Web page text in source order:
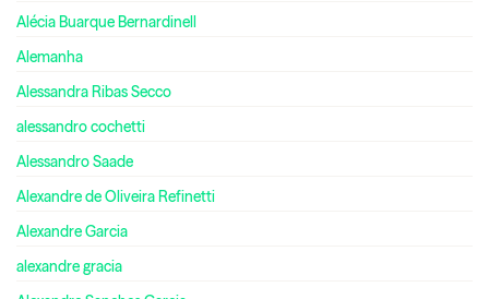
Alécia Buarque Bernardinell
Alemanha
Alessandra Ribas Secco
alessandro cochetti
Alessandro Saade
Alexandre de Oliveira Refinetti
Alexandre Garcia
alexandre gracia